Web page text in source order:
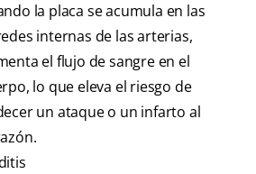
la placa se acumula en las
internas de las arterias,
el flujo de sangre en el
lo que eleva el riesgo de
un ataque o un infarto al